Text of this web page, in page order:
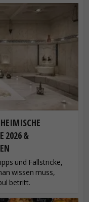
2026 &
und Fallstricke,
wissen muss,
betritt.